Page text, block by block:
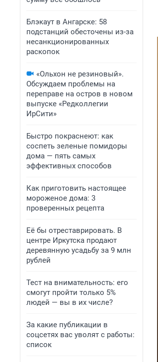
Блэкаут в Ангарске: 58
подстанций обесточены из-за
несанкционированных
раскопок
«Ольхон не резиновый».
Обсуждаем проблемы на
переправе на остров в новом
выпуске «Редколлегии
ИрСити»
Быстро покраснеют: как
соспеть зеленые помидоры
дома — пять самых
эффективных способов
Как приготовить настоящее
мороженое дома: 3
проверенных рецепта
Её бы отреставрировать. В
центре Иркутска продают
деревянную усадьбу за 9 млн
рублей
Тест на внимательность: его
смогут пройти только 5%
людей — вы в их числе?
За какие публикации в
соцсетях вас уволят с работы:
список